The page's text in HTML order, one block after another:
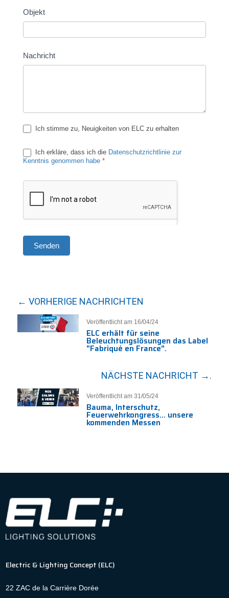
Objekt
Nachricht
Ich stimme zu, Neuigkeiten von ELC zu erhalten
Ich erkläre, dass ich die Datenschutzrichtlinie zur
Kenntnis genommen habe *
Senden
← VORHERIGE NACHRICHTEN
Veröffentlicht am 16/04/24
ELC erhält für seine
Beleuchtungslösungen das Label
"Fabriqué en France".
NÄCHSTE NACHRICHT →.
Veröffentlicht am 31/05/24
Bauma, Interschutz,
Feuerwehrkongress... unsere
kommenden Messen
Electric & Lighting Concept (ELC)
22 ZAC de la Carrière Dorée